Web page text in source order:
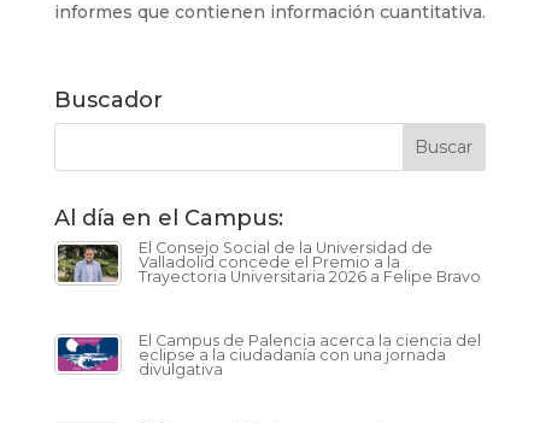
informes que contienen información cuantitativa.
Buscador
Al día en el Campus:
El Consejo Social de la Universidad de
Valladolid concede el Premio a la
Trayectoria Universitaria 2026 a Felipe Bravo
El Campus de Palencia acerca la ciencia del
eclipse a la ciudadanía con una jornada
divulgativa